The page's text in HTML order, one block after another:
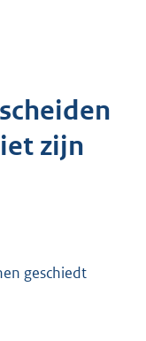
zijn
geschiedt